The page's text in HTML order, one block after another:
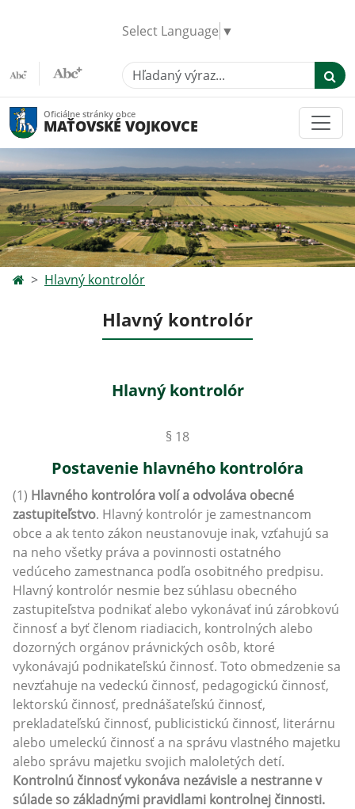
Select Language ▼
Hľadaný výraz...
Oficiálne stránky obce
MAŤOVSKÉ VOJKOVCE
Hlavný kontrolór
Hlavný kontrolór
Hlavný kontrolór
§ 18
Postavenie hlavného kontrolóra
(1) Hlavného kontrolóra volí a odvoláva obecné
zastupiteľstvo. Hlavný kontrolór je zamestnancom
obce a ak tento zákon neustanovuje inak, vzťahujú sa
na neho všetky práva a povinnosti ostatného
vedúceho zamestnanca podľa osobitného predpisu.
Hlavný kontrolór nesmie bez súhlasu obecného
zastupiteľstva podnikať alebo vykonávať inú zárobkovú
činnosť a byť členom riadiacich, kontrolných alebo
dozorných orgánov právnických osôb, ktoré
vykonávajú podnikateľskú činnosť. Toto obmedzenie sa
nevzťahuje na vedeckú činnosť, pedagogickú činnosť,
lektorskú činnosť, prednášateľskú činnosť,
prekladateľskú činnosť, publicistickú činnosť, literárnu
alebo umeleckú činnosť a na správu vlastného majetku
alebo správu majetku svojich maloletých detí.
Kontrolnú činnosť vykonáva nezávisle a nestranne v
súlade so základnými pravidlami kontrolnej činnosti.